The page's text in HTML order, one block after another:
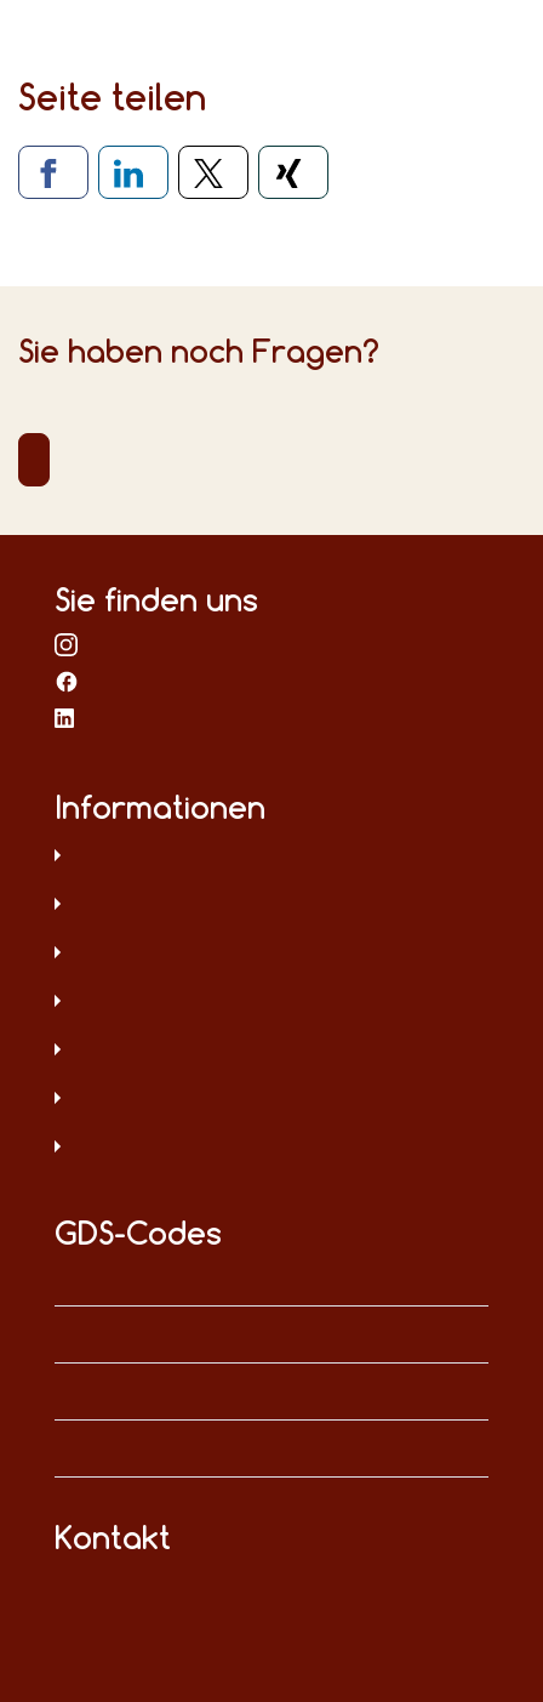
Seite teilen
Verlinkung zu sozialen Medien
Sie haben noch Fragen?
Sie finden uns
Informationen
GDS-Codes
Kontakt